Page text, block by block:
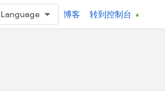
博客 转到控制台